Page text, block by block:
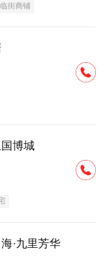
临街商铺
博城
·九里芳华